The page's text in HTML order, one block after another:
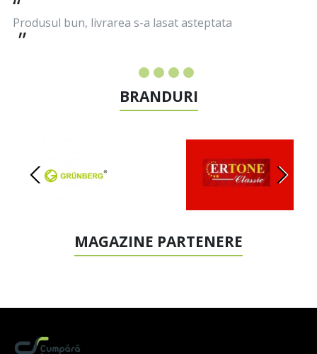
Produsul bun, livrarea s-a lasat asteptata
BRANDURI
MAGAZINE PARTENERE